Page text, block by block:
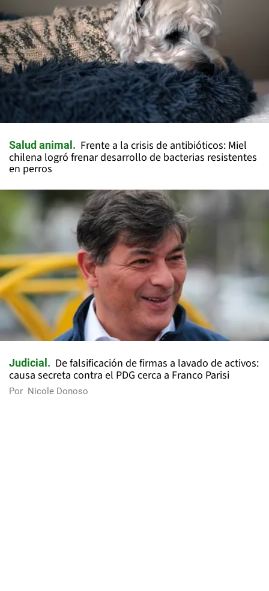
Salud animal
Frente a la crisis de antibióticos: Miel
chilena logró frenar desarrollo de bacterias resistentes
en perros
Judicial
De falsificación de firmas a lavado de activos:
causa secreta contra el PDG cerca a Franco Parisi
Por Nicole Donoso